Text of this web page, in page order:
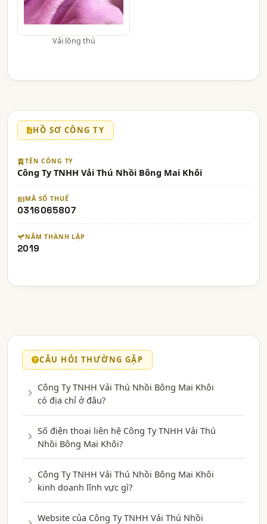
Vải lông thú
HỒ SƠ CÔNG TY
TÊN CÔNG TY
Công Ty TNHH Vải Thú Nhồi Bông Mai Khôi
MÃ SỐ THUẾ
0316065807
NĂM THÀNH LẬP
2019
CÂU HỎI THƯỜNG GẶP
Công Ty TNHH Vải Thú Nhồi Bông Mai Khôi
có địa chỉ ở đâu?
Số điện thoại liên hệ Công Ty TNHH Vải Thú
Nhồi Bông Mai Khôi?
Công Ty TNHH Vải Thú Nhồi Bông Mai Khôi
kinh doanh lĩnh vực gì?
Website của Công Ty TNHH Vải Thú Nhồi